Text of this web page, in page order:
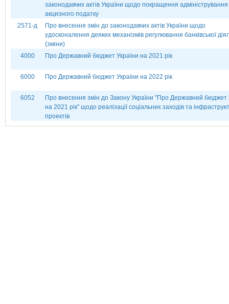
законодавчих актів України щодо покращення адміністрування
акцизного податку
2571-д
Про внесення змін до законодавчих актів України щодо
удосконалення деяких механізмів регулювання банківської
(зміни)
4000
Про Державний бюджет України на 2021 рік
6000 Про Державний бюджет України на 2022 рік
6052
Про внесення змін до Закону України "Про Державний бюджет
на 2021 рік" щодо реалізації соціальних заходів та
проектів